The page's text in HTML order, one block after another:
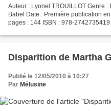
Auteur : Lyonel TROUILLOT Genre
Babel Date : Première publication
pages : 144 ISBN : 978-
Disparition de Martha
Publié le 12/05/2010 à 10:27
Par Mélusine